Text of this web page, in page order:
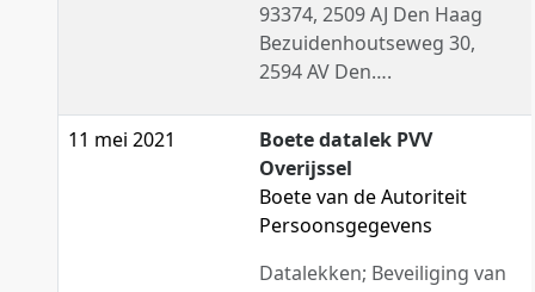
93374, 2509 AJ Den Haag
Bezuidenhoutseweg 30,
2594 AV Den….
11 mei 2021
Boete datalek PVV
Overijssel
Boete van de Autoriteit
Persoonsgegevens
Datalekken; Beveiliging van